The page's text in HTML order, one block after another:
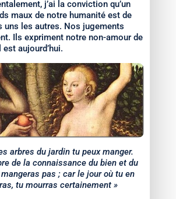
j’ai la conviction qu’un
maux de notre humanité est de
uns les autres. Nos jugements
Ils expriment notre non-amour de
est aujourd’hui.
arbres du jardin tu peux manger.
de la connaissance du bien et du
mangeras pas ; car le jour où tu en
tu mourras certainement »